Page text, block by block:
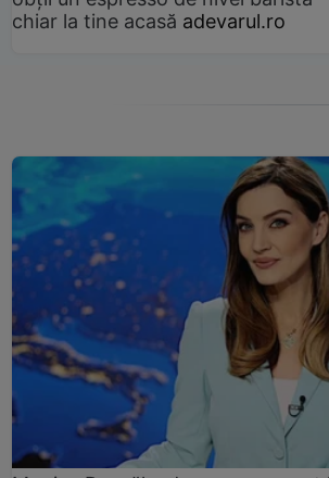
chiar la tine acasă adevarul.ro